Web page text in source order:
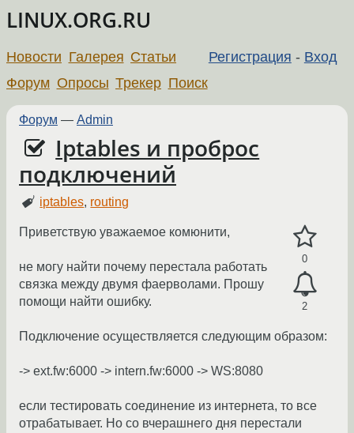
LINUX.ORG.RU
Регистрация - Вход
Новости Галерея Статьи
Форум Опросы Трекер Поиск
Форум — Admin
Iptables и проброс
подключений
iptables, routing
0
2
Приветствую уважаемое комюнити,
не могу найти почему перестала работать
связка между двумя фаерволами. Прошу
помощи найти ошибку.
Подключение осуществляется следующим образом:
-> ext.fw:6000 -> intern.fw:6000 -> WS:8080
если тестировать соединение из интернета, то все
отрабатывает. Но со вчерашнего дня перестали